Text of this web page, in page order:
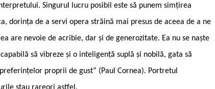
Singurul lucru posibil este să punem simțirea
dorința de a servi opera străină mai presus de aceea de a ne
are nevoie de acribie, dar și de generozitate. Ea nu se naște
să vibreze și o inteligență suplă și nobilă, gata să
proprii de gust“ (Paul Cornea). Portretul